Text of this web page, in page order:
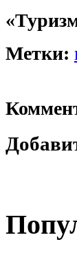
Метки: